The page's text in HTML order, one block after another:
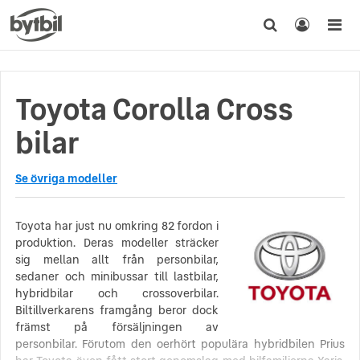
Toyota Corolla Cross
bilar
Se övriga modeller
Toyota har just nu omkring 82 fordon i
produktion. Deras modeller sträcker
sig mellan allt från personbilar,
sedaner och minibussar till lastbilar,
hybridbilar och crossoverbilar.
Biltillverkarens framgång beror dock
främst på försäljningen av
personbilar. Förutom den oerhört populära hybridbilen Prius